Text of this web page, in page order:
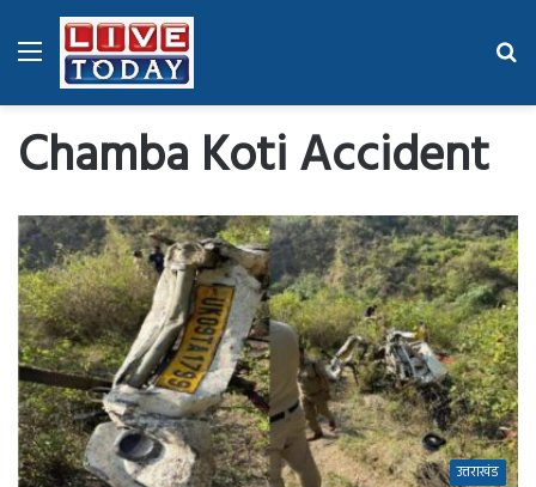
Menu
Chamba Koti Accident
उत्तराखंड